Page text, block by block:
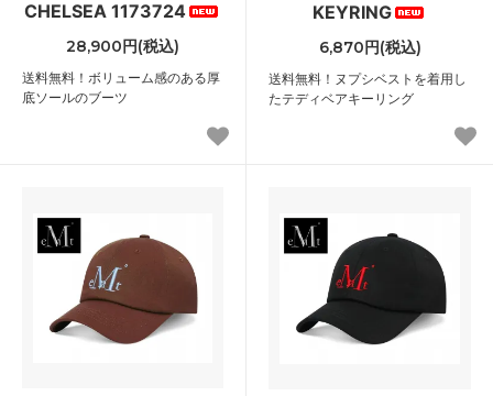
CHELSEA 1173724
28,900円(税込)
送料無料！ボリューム感のある厚
底ソールのブーツ
KEYRING
6,870円(税込)
送料無料！ヌプシベストを着用し
たテディベアキーリング